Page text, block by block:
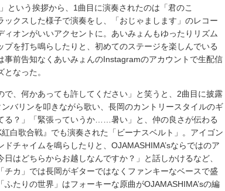
という挨拶から、1曲目に演奏されたのは「君のこゝ
クスした様子で演奏をし、「おじゃまします」のレコー
オンがいいアクセントに。あいみょんもゆったりリズム
を打ち鳴らしたりと、初めてのステージを楽しんでいる
前告知なくあいみょんのInstagramのアカウントで生配信
なった。
、何かあっても許してください」と笑うと、2曲目に披露
バリンを叩きながら歌い、長岡のカントリースタイルのギ
る？」「緊張っていうか……暑い」と、仲の良さが伝わる
白歌合戦』でも演奏された「ビーナスベルト」。アイゴン
チャイムを鳴らしたりと、OJAMASHIMA’sならではのア
はどちらからお越しなんですか？」と話しかけるなど、
カ」では長岡がギターではなくファンキーなベースで盛
たりの世界」はフォーキーな原曲がOJAMASHIMA’sの編